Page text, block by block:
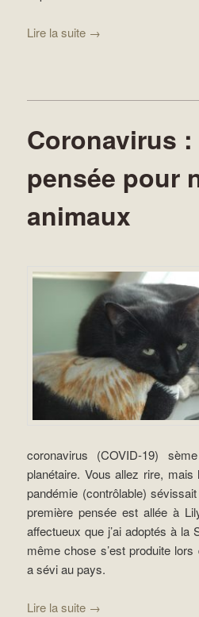
Lire la suite →
Coronavirus
pensée pour
animaux
coronavirus (COVID-19)
planétaire. Vous allez rire, mais
pandémie (contrôlable)
première pensée est allée à
affectueux que j’ai adoptés à
même chose s’est produite
a sévi au pays.
Lire la suite →